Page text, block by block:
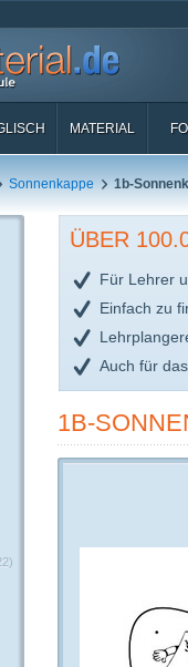
MATERIAL
Sonnenkappe 1b-
ÜBER
Für Lehrer
Einfach zu
Auch für
1B-